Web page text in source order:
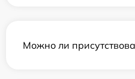
Можно ли